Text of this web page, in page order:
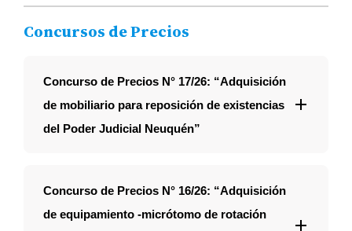
Concursos de Precios
Concurso de Precios N° 17/26: “Adquisición
de mobiliario para reposición de existencias
del Poder Judicial Neuquén”
Concurso de Precios N° 16/26: “Adquisición
de equipamiento -micrótomo de rotación